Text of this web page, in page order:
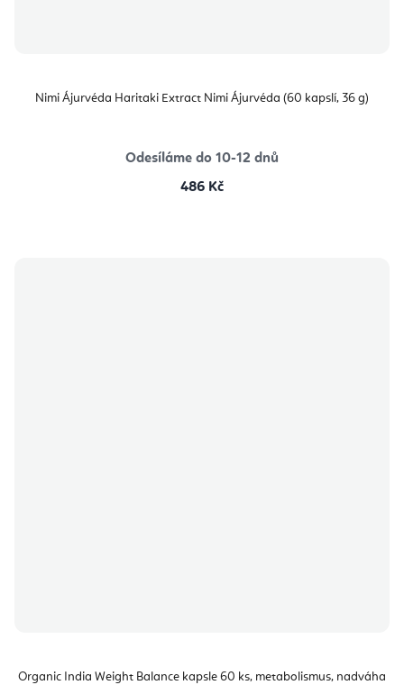
Nimi Ájurvéda Haritaki Extract Nimi Ájurvéda (60 kapslí, 36 g)
Odesíláme do 10-12 dnů
486 Kč
Organic India Weight Balance kapsle 60 ks, metabolismus, nadváha